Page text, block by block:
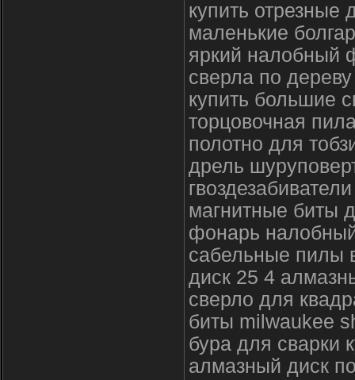
купить отрезные
маленькие
яркий налобный
сверла по
купить большие
торцовочная
полотно для
дрель
магнитные биты
фонарь
сабельные пилы
диск 25 4
сверло для
биты milwaukee
бура для сварки
алмазный диск